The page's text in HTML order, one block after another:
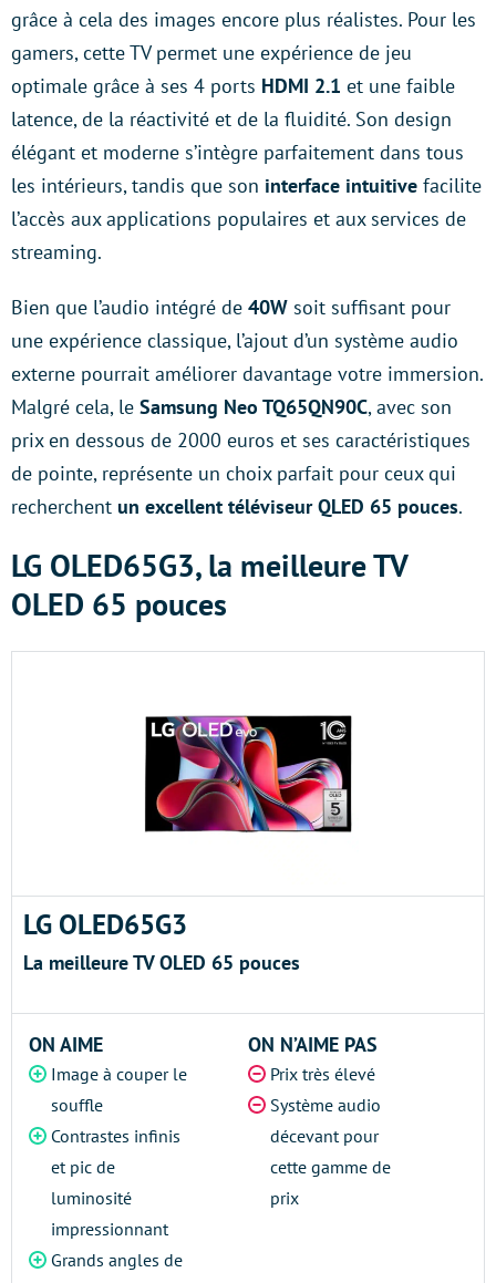
grâce à cela des images encore plus réalistes. Pour les
gamers, cette TV permet une expérience de jeu
optimale grâce à ses 4 ports HDMI 2.1 et une faible
latence, de la réactivité et de la fluidité. Son design
élégant et moderne s’intègre parfaitement dans tous
les intérieurs, tandis que son interface intuitive facilite
l’accès aux applications populaires et aux services de
streaming.
Bien que l’audio intégré de 40W soit suffisant pour
une expérience classique, l’ajout d’un système audio
externe pourrait améliorer davantage votre immersion.
Malgré cela, le Samsung Neo TQ65QN90C, avec son
prix en dessous de 2000 euros et ses caractéristiques
de pointe, représente un choix parfait pour ceux qui
recherchent un excellent téléviseur QLED 65 pouces.
LG OLED65G3, la meilleure TV
OLED 65 pouces
LG OLED65G3
La meilleure TV OLED 65 pouces
ON AIME
Image à couper le
souffle
Contrastes infinis
et pic de
luminosité
impressionnant
Grands angles de
ON N’AIME PAS
Prix très élevé
Système audio
décevant pour
cette gamme de
prix